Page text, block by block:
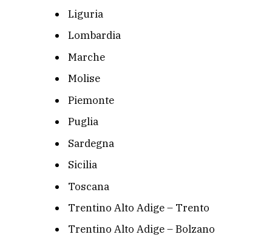
Liguria
Lombardia
Marche
Molise
Piemonte
Puglia
Sardegna
Sicilia
Toscana
Trentino Alto Adige – Trento
Trentino Alto Adige – Bolzano